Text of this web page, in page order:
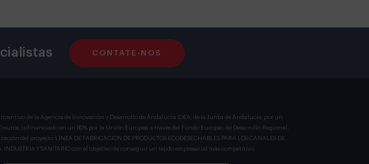
CONTATE-NOS
de la Agencia de Innovación y Desarrollo de Andalucía IDEA, de la Junta de Andalucía, por un
euros, cofinanciado en un 80% por la Unión Europea a través del Fondo Europeo de Desarrollo Regional,
del proyecto LÍNEA DE FABRICACION DE PRODUCTOS ECODESECHABLES PARA LOS CANALES DE
INDUSTRIA Y SANITARIO con el objetivo de conseguir un tejido empresarial más competitivo.